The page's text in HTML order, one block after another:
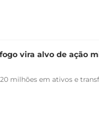
vira alvo de ação
milhões em ativos e